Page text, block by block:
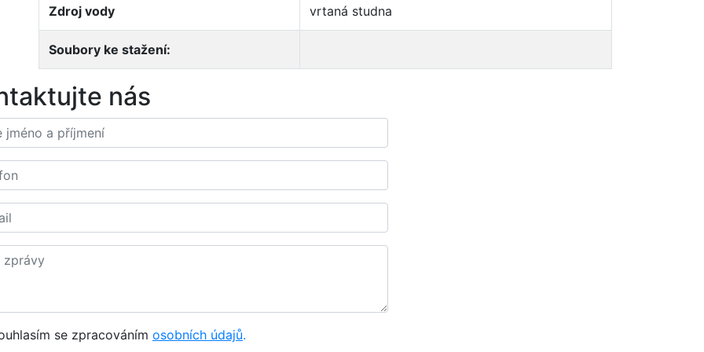
Zdroj vody vrtaná studna
Soubory ke stažení:
nás
se zpracováním osobních údajů.